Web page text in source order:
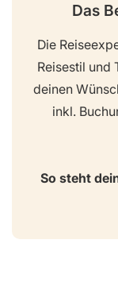
Das
Die
Reisestil und
deinen
inkl.
So steht